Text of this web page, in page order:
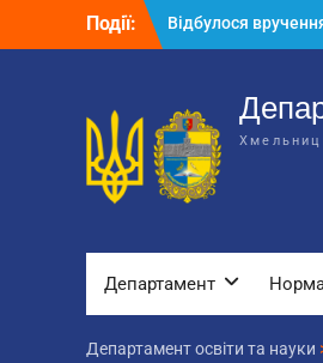
Події:
Відбулося
для потреб
Департаменту
державної
Відбулась
відповідальних за
патріотичне
Департамент
Департамент освіти та науки